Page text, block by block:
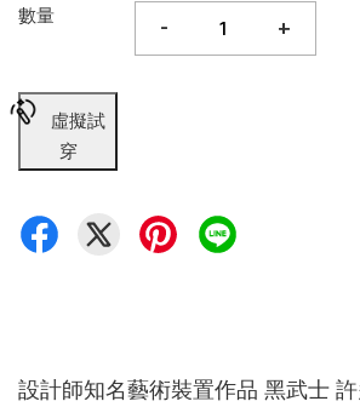
數量 - +
虛擬試
穿
設計師知名藝術裝置作品 黑武士